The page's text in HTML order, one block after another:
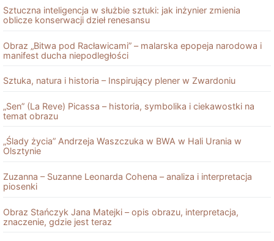
Sztuczna inteligencja w służbie sztuki: jak inżynier zmienia
oblicze konserwacji dzieł renesansu
Obraz „Bitwa pod Racławicami” – malarska epopeja narodowa i
manifest ducha niepodległości
Sztuka, natura i historia – Inspirujący plener w Zwardoniu
„Sen” (La Reve) Picassa – historia, symbolika i ciekawostki na
temat obrazu
„Ślady życia” Andrzeja Waszczuka w BWA w Hali Urania w
Olsztynie
Zuzanna – Suzanne Leonarda Cohena – analiza i interpretacja
piosenki
Obraz Stańczyk Jana Matejki – opis obrazu, interpretacja,
znaczenie, gdzie jest teraz